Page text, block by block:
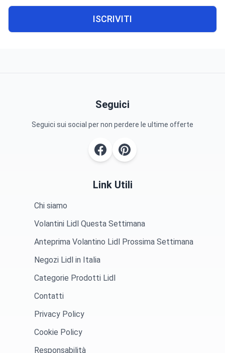
ISCRIVITI
Seguici
Seguici sui social per non perdere le ultime offerte
Link Utili
Chi siamo
Volantini Lidl Questa Settimana
Anteprima Volantino Lidl Prossima Settimana
Negozi Lidl in Italia
Categorie Prodotti Lidl
Contatti
Privacy Policy
Cookie Policy
Responsabilità